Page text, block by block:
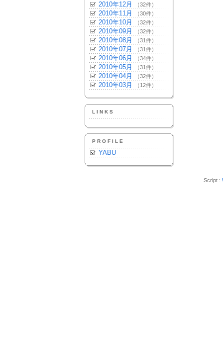
2010年12月 （32件）
2010年11月 （30件）
2010年10月 （32件）
2010年09月 （32件）
2010年08月 （31件）
2010年07月 （31件）
2010年06月 （34件）
2010年05月 （31件）
2010年04月 （32件）
2010年03月 （12件）
LINKS
PROFILE
YABU
Script :